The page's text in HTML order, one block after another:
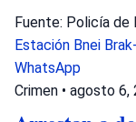
Fuente: Policía de
Estación Bnei
WhatsApp
Crimen • agosto 6,